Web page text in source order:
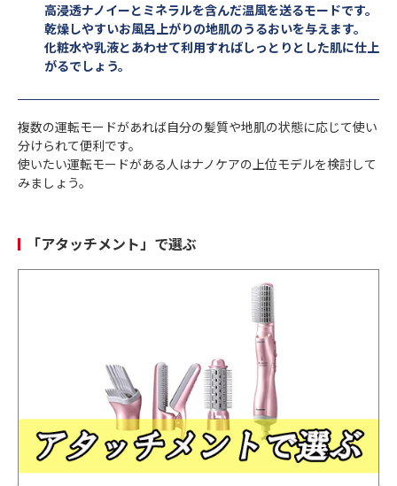
高浸透ナノイーとミネラルを含んだ温風を送るモードです。
乾燥しやすいお風呂上がりの地肌のうるおいを与えます。
化粧水や乳液とあわせて利用すればしっとりとした肌に仕上
がるでしょう。
複数の運転モードがあれば自分の髪質や地肌の状態に応じて使い
分けられて便利です。
使いたい運転モードがある人はナノケアの上位モデルを検討して
みましょう。
「アタッチメント」で選ぶ